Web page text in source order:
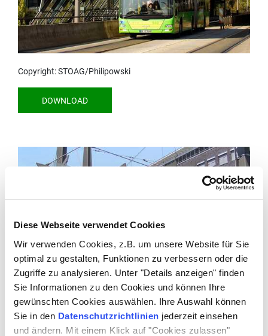
Diese Webseite verwendet Cookies
Wir verwenden Cookies, z.B. um unsere Website für Sie
optimal zu gestalten, Funktionen zu verbessern oder die
Zugriffe zu analysieren. Unter "Details anzeigen" finden
Sie Informationen zu den Cookies und können Ihre
gewünschten Cookies auswählen. Ihre Auswahl können
Sie in den Datenschutzrichtlinien jederzeit einsehen
und ändern. Mit einem Klick auf "Cookies zulassen"
Copyright: STOAG/Philipowski
DOWNLOAD
Copyright: STOAG